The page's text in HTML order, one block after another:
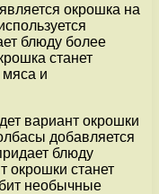
окрошка на
блюду более
станет
и
вариант окрошки
добавляется
блюду
окрошки станет
необычные